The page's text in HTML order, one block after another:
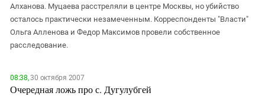
Алханова. Муцаева расстреляли в центре Москвы, но убийство
осталось практически незамеченным. Корреспонденты "Власти"
Ольга Алленова и Федор Максимов провели собственное
расследование.
08:38,30 октября 2007
Очередная ложь про с. Дугулубгей